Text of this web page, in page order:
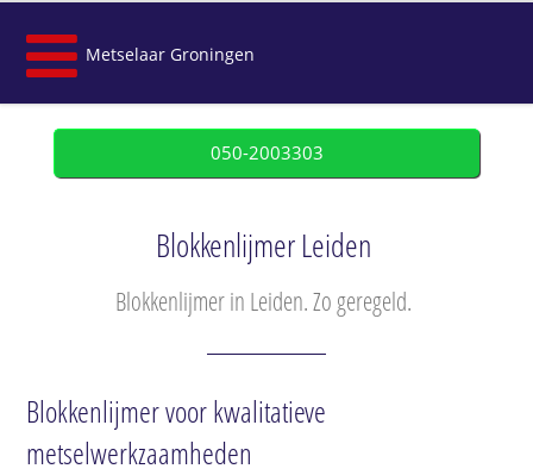
Metselaar Groningen
050-2003303
Blokkenlijmer Leiden
Blokkenlijmer in Leiden. Zo geregeld.
Blokkenlijmer voor kwalitatieve
metselwerkzaamheden